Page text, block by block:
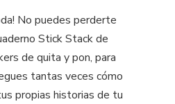
No puedes perderte
Stick Stack de
de quita y pon, para
tantas veces cómo
propias historias de tu